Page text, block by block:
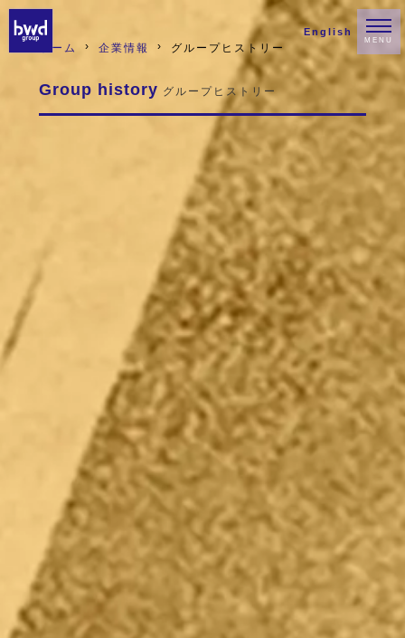
English
MENU
ホーム 企業情報 グループヒストリー
Group history グループヒストリー
釘を打ちたくない
小黒正信は、株式会社小西儀助商店様（現コニシ
株式会社様）が開発した合成接着剤「ボンド」を
販売するため、東京・神田岩本町にあった商売仲
間に事務所に机一つを借りて「ボンド商事」を創
業。開発されたばかりで、まだどれだけ需要があ
るのか分からない合成接着剤の営業を、たった一
人で開始しました。 実はその背景には、当時普
及し始めたばかりの綺麗なメラミン化粧板をカウ
ンターなどの仕上げに使う際に、釘が使われてい
たという状況がありました。釘を打つことで綺麗